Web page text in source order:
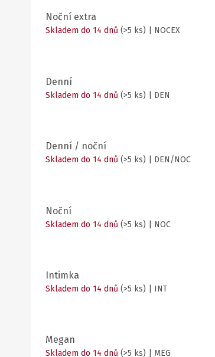
Noční extra
Skladem do 14 dnů (>5 ks) | NOCEX
Denní
Skladem do 14 dnů (>5 ks) | DEN
Denní / noční
Skladem do 14 dnů (>5 ks) | DEN/NOC
Noční
Skladem do 14 dnů (>5 ks) | NOC
Intimka
Skladem do 14 dnů (>5 ks) | INT
Megan
Skladem do 14 dnů (>5 ks) | MEG